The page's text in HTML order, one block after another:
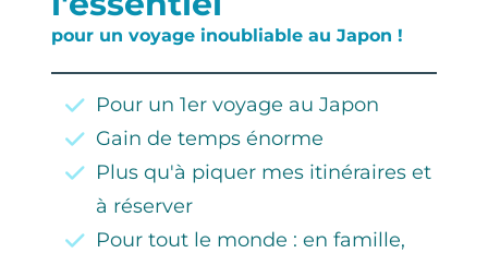
pour un voyage inoubliable au Japon !
Pour un 1er voyage au Japon
Gain de temps énorme
Plus qu'à piquer mes itinéraires et
à réserver
Pour tout le monde : en famille,